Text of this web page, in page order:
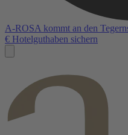
A-ROSA kommt an den
€ Hotelguthaben sichern